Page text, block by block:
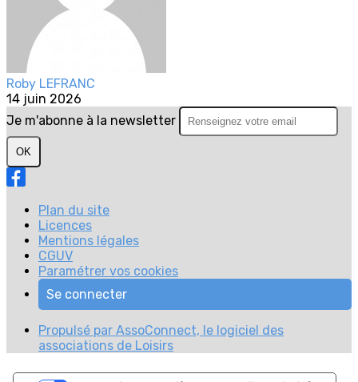
Roby LEFRANC
14 juin 2026
Je m'abonne à la newsletter
OK
Plan du site
Licences
Mentions légales
CGUV
Paramétrer vos cookies
Se connecter
Propulsé par AssoConnect, le logiciel des
associations de Loisirs